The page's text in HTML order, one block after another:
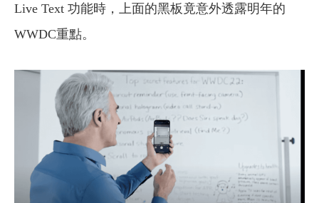
Live Text 功能時，上面的黑板竟意外透露明年的
WWDC重點。